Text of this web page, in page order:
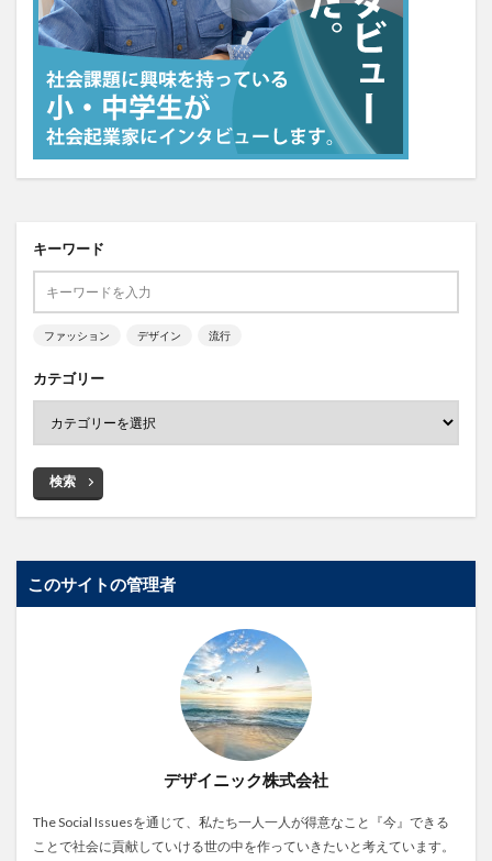
キーワード
ファッション デザイン 流行
カテゴリー
検索
このサイトの管理者
デザイニック株式会社
The Social Issuesを通じて、私たち一人一人が得意なこと『今』できる
ことで社会に貢献していける世の中を作っていきたいと考えています。